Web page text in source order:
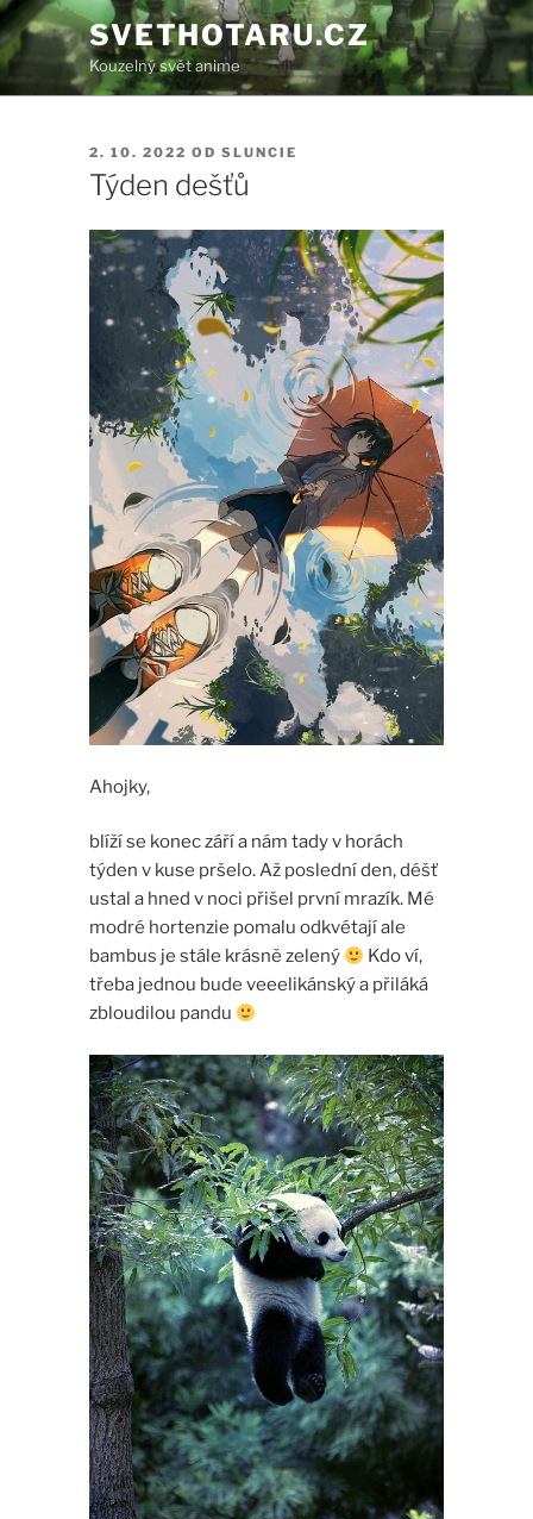
Přejít
k
obsahu
webu
SVETHOTARU.CZ
Kouzelný svět anime
PUBLIKOVÁNO
2. 10. 2022 OD SLUNCIE
Týden dešťů
Ahojky,
blíží se konec září a nám tady v horách
týden v kuse pršelo. Až poslední den, déšť
ustal a hned v noci přišel první mrazík. Mé
modré hortenzie pomalu odkvétají ale
bambus je stále krásně zelený
Kdo ví,
třeba jednou bude veeelikánský a přiláká
zbloudilou pandu